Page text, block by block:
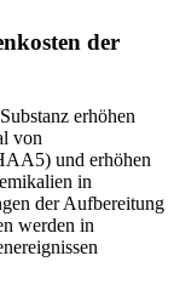
der
erhöhen
von
und erhöhen
in
der Aufbereitung
werden in